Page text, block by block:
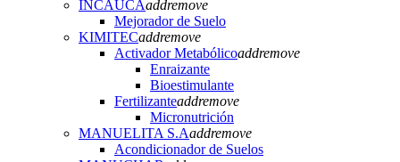
INCAUCAaddremove
Mejorador de Suelo
KIMITECaddremove
Activador Metabólicoaddremove
Enraizante
Bioestimulante
Fertilizanteaddremove
Micronutrición
MANUELITA S.Aaddremove
Acondicionador de Suelos